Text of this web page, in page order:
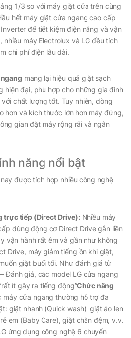
1/3 so với máy giặt cửa trên cùng
hết máy giặt cửa ngang cao cấp
để tiết kiệm điện năng và vận
nhiều máy Electrolux và LG đều tích
chi phí điện lâu dài.
mang lại hiệu quả giặt sạch
hiện đại, phù hợp cho những gia đình
chất lượng tốt. Tuy nhiên, dòng
hơn và kích thước lớn hơn máy đứng,
gian đặt máy rộng rãi và ngân
năng nổi bật
được tích hợp nhiều công nghệ
trực tiếp (Direct Drive):Nhiều máy
dùng động cơ Direct Drive gắn liền
vận hành rất êm và gần như không
Drive, máy giảm tiếng ồn khi giặt,
giặt buổi tối. Như đánh giá từ
Đánh giá, các model LG cửa ngang
ít gây ra tiếng động”Chức năng
máy cửa ngang thường hỗ trợ đa
giặt nhanh (Quick wash), giặt áo len
em (Baby Care), giặt chăn đệm, v.v.
ứng dụng công nghệ 6 chuyển